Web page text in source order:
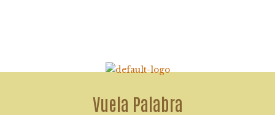
Vuela Palabra